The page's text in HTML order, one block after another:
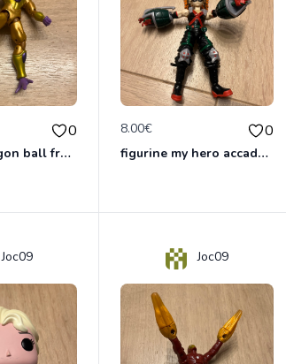
0
figurine dragon ball freezer
8.00€ 0
figurine my hero accademy Bakugo
Joc09 Joc09